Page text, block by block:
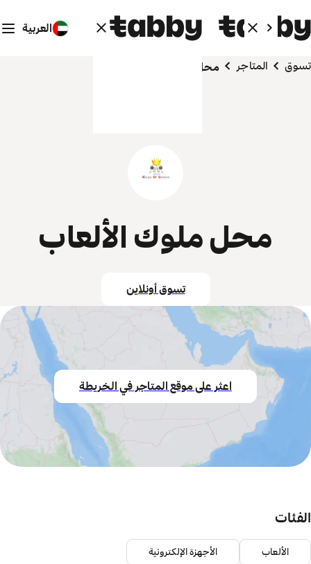
العربية
تسوق المتاجر محل ملوك الألعاب
محل ملوك الألعاب
تسوق أونلاين
اعثر على موقع المتاجر في الخريطة
الفئات
الألعاب الأجهزة الإلكترونية